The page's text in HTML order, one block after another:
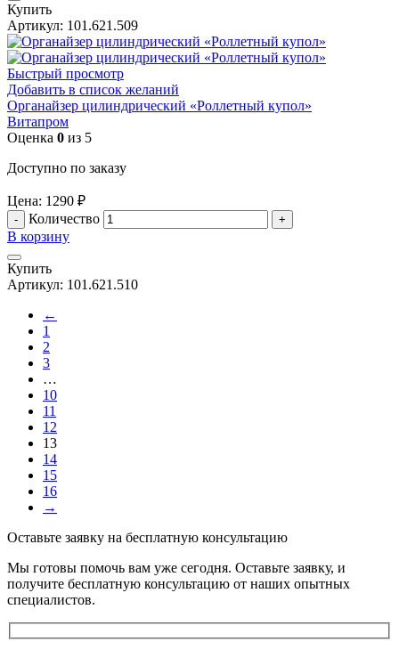
Купить
Артикул: 101.621.509
Быстрый просмотр
Добавить в список желаний
Органайзер цилиндрический «Роллетный купол»
Витапром
Оценка 0 из 5
Доступно по заказу
Цена: 1290 ₽
Количество
В корзину
Купить
Артикул: 101.621.510
←
1
2
3
…
10
11
12
13
14
15
16
→
Оставьте заявку на бесплатную консультацию
Мы готовы помочь вам уже сегодня. Оставьте заявку, и
получите бесплатную консультацию от наших опытных
специалистов.